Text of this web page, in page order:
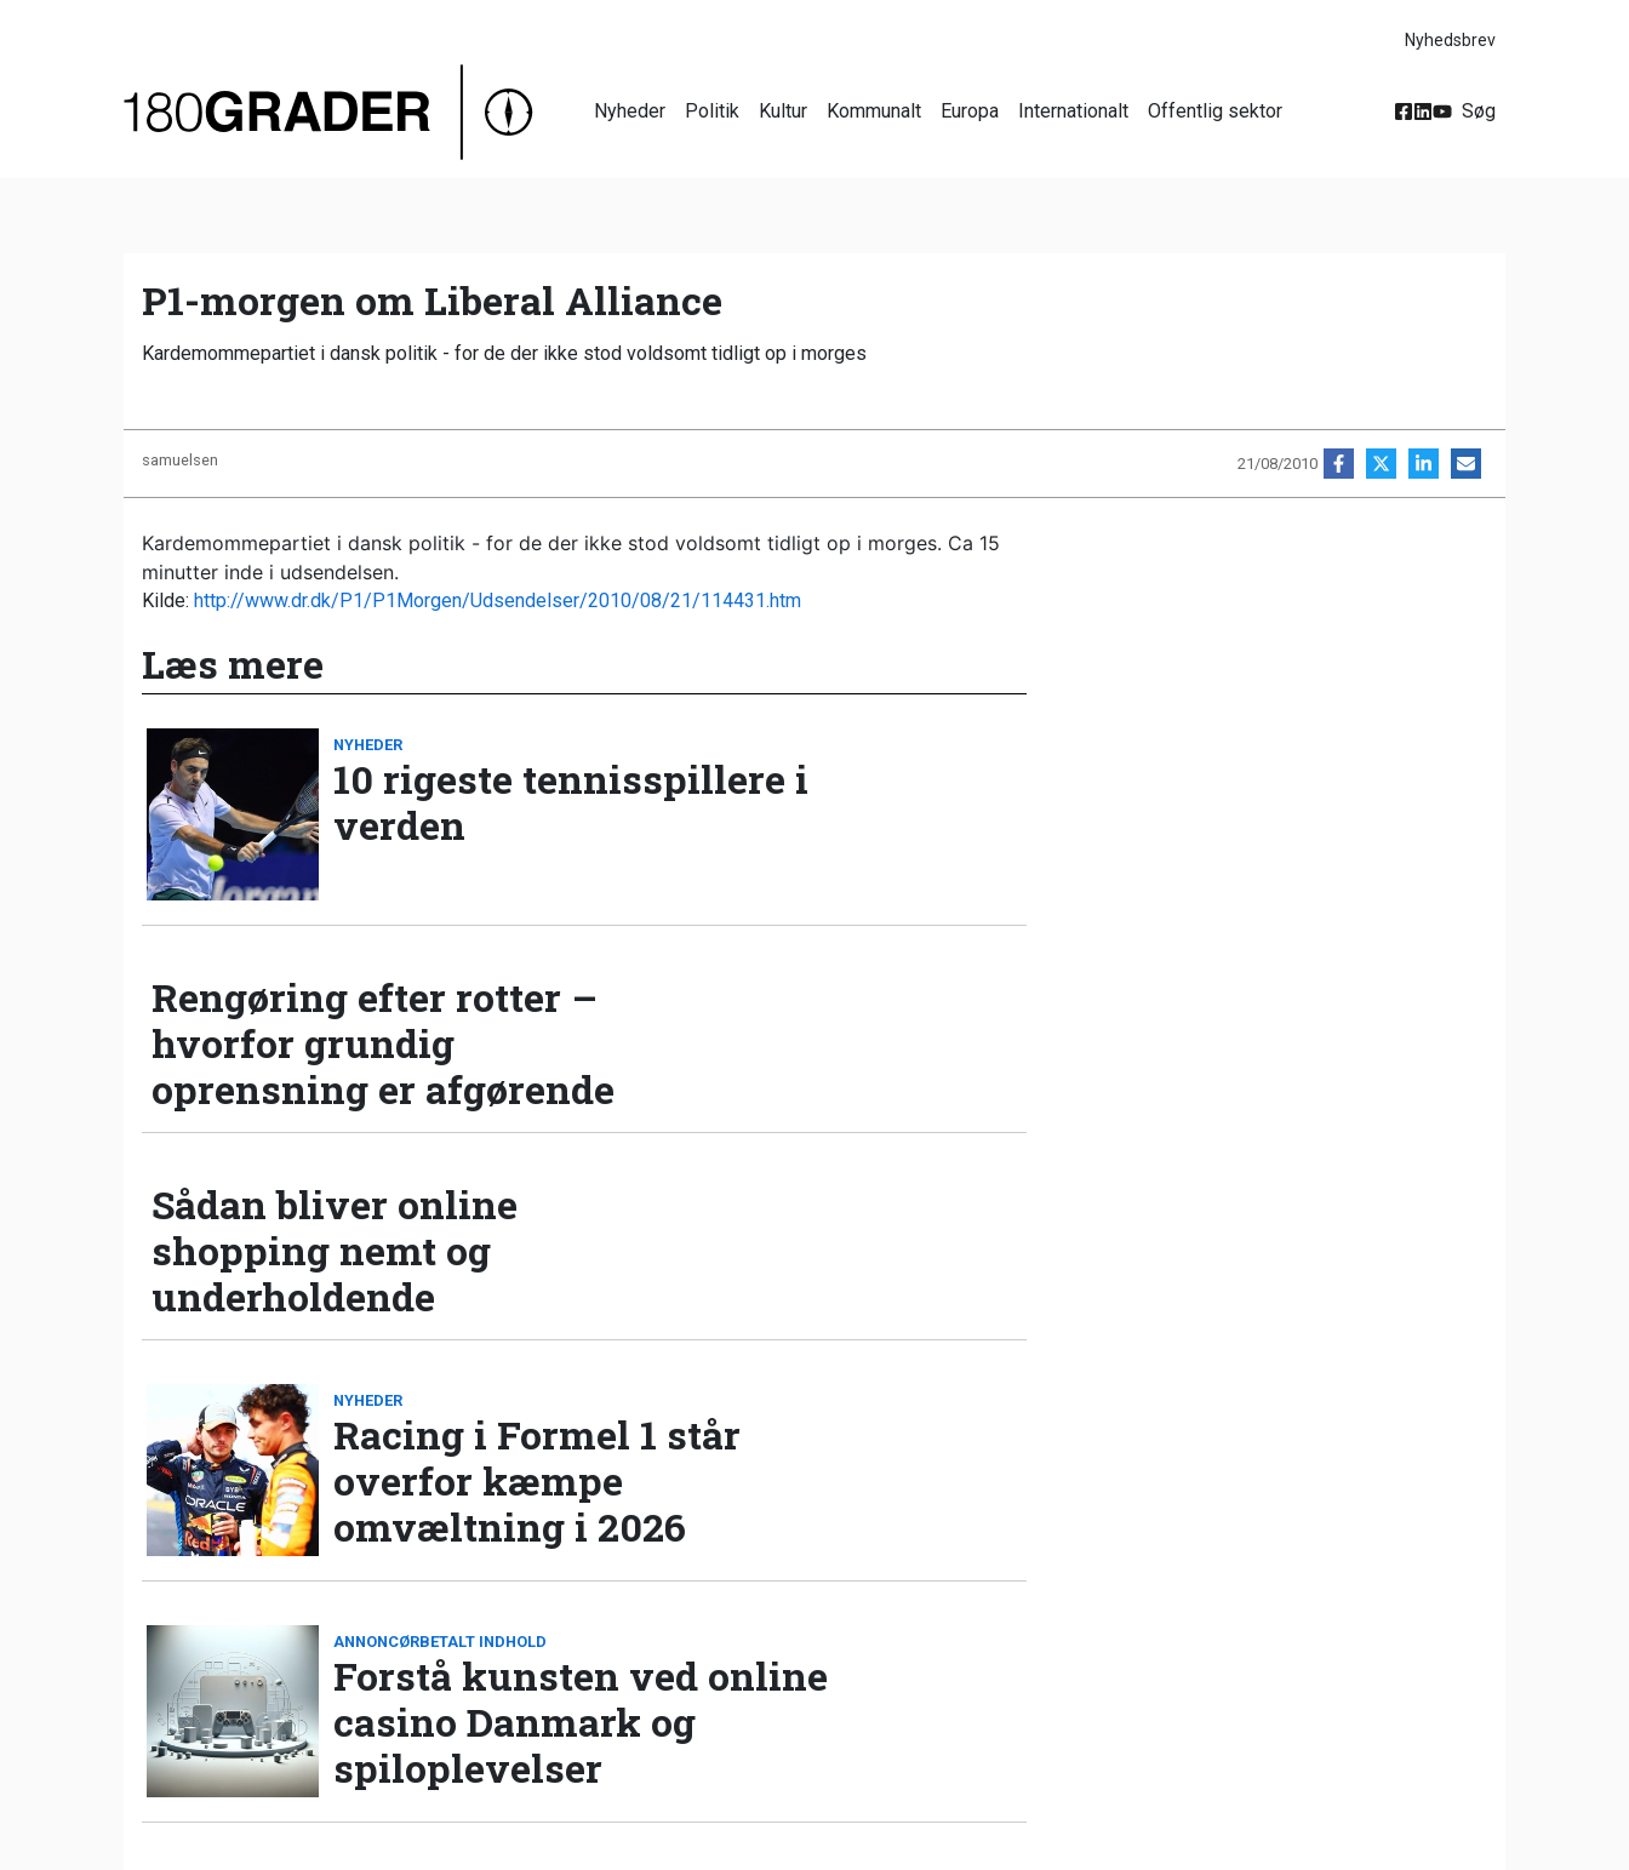
Nyhedsbrev
Nyheder Politik Kultur Kommunalt Europa Internationalt Offentlig sektor Søg
P1-morgen om Liberal Alliance
Kardemommepartiet i dansk politik - for de der ikke stod voldsomt tidligt op i morges
samuelsen 21/08/2010
Kardemommepartiet i dansk politik - for de der ikke stod voldsomt tidligt op i morges. Ca 15
minutter inde i udsendelsen.
Kilde: http://www.dr.dk/P1/P1Morgen/Udsendelser/2010/08/21/114431.htm
Læs mere
NYHEDER
10 rigeste tennisspillere i
verden
Rengøring efter rotter –
hvorfor grundig
oprensning er afgørende
Sådan bliver online
shopping nemt og
underholdende
NYHEDER
Racing i Formel 1 står
overfor kæmpe
omvæltning i 2026
ANNONCØRBETALT INDHOLD
Forstå kunsten ved online
casino Danmark og
spiloplevelser